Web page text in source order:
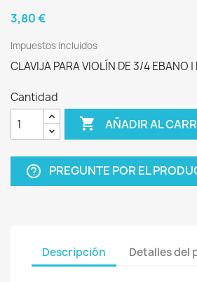
3,80 €
Impuestos incluidos
CLAVIJA PARA VIOLÍN DE 3/4 EBANO
Cantidad
 AÑADIR AL
help_outline PREGUNTE POR EL
Descripción Detalles del